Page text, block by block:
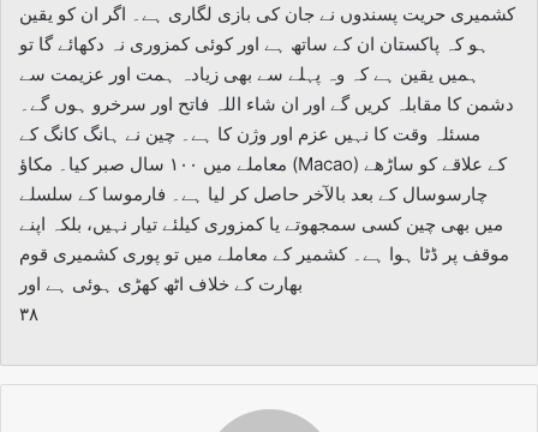
کشمیری حریت پسندوں نے جان کی بازی لگاری ہے۔ اگر ان کو یقین
ہو کہ پاکستان ان کے ساتھ ہے اور کوئی کمزوری نہ دکھائے گا تو
ہمیں یقین ہے کہ وہ پہلے سے بھی زیادہ ہمت اور عزیمت سے
دشمن کا مقابلہ کریں گے اور ان شاء اللہ فاتح اور سرخرو ہوں گے۔
مسئلہ وقت کا نہیں عزم اور وژن کا ہے۔ چین نے ہانگ کانگ کے
معاملے میں ۱۰۰ سال صبر کیا۔ مکاؤ (Macao) کے علاقے کو ساڑھے
چارسوسال کے بعد بالآخر حاصل کر لیا ہے۔ فارموسا کے سلسلے
میں بھی چین کسی سمجھوتے یا کمزوری کیلئے تیار نہیں، بلکہ اپنے
موقف پر ڈٹا ہوا ہے۔ کشمیر کے معاملے میں تو پوری کشمیری قوم
بھارت کے خلاف اٹھ کھڑی ہوئی ہے اور
۳۸